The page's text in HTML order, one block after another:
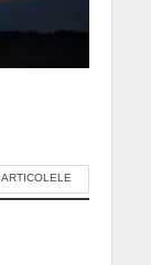
ARTICOLELE